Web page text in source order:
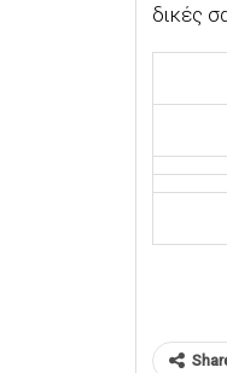
δικές